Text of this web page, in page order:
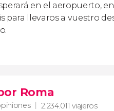
en el aeropuerto,
para llevaros a vuestro
Roma
2.234.011 viajeros